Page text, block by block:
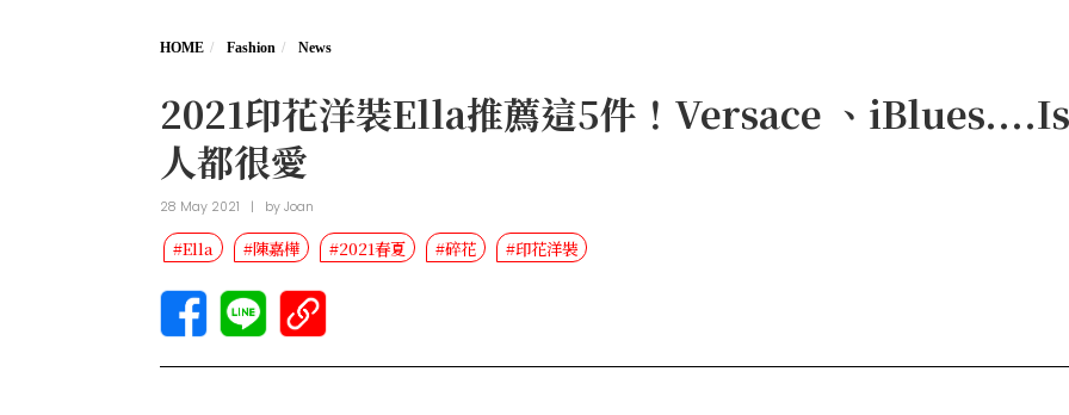
HOME Fashion News
2021印花洋裝Ella推薦這5件！Versace 、
人都很愛
28 May 2021 | byJoan
#Ella #陳嘉樺 #2021春夏 #碎花 #印花洋裝